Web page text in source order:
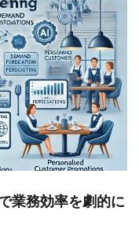
業務効率を劇的に